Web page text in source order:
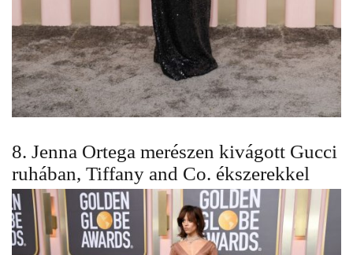
8. Jenna Ortega merészen kivágott Gucci
ruhában, Tiffany and Co. ékszerekkel